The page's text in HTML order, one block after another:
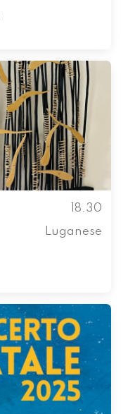
18.30
Luganese